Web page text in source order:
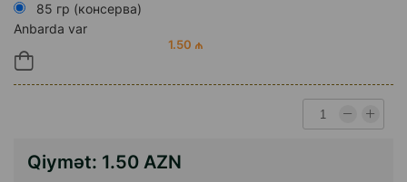
85 гр (консерва)
Anbarda var
1.50 ₼
Qiymət: 1.50 AZN